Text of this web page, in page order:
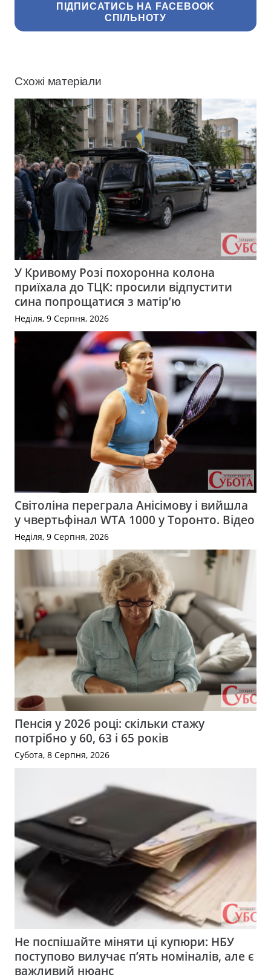
ПІДПИСАТИСЬ НА FACEBOOK
СПІЛЬНОТУ
Схожі матеріали
У Кривому Розі похоронна колона
приїхала до ТЦК: просили відпустити
сина попрощатися з матір’ю
Неділя, 9 Серпня, 2026
Світоліна переграла Анісімову і вийшла
у чвертьфінал WTA 1000 у Торонто. Відео
Неділя, 9 Серпня, 2026
Пенсія у 2026 році: скільки стажу
потрібно у 60, 63 і 65 років
Субота, 8 Серпня, 2026
Не поспішайте міняти ці купюри: НБУ
поступово вилучає п’ять номіналів, але є
важливий нюанс